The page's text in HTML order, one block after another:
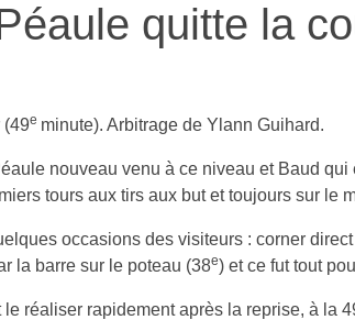
quitte la
(49e minute). Arbitrage de Ylann Guihard.
nouveau venu à ce niveau et Baud
tours aux tirs aux but et toujours sur le
occasions des visiteurs : corner
la barre sur le poteau (38e) et ce fut tout
réaliser rapidement après la reprise, à la